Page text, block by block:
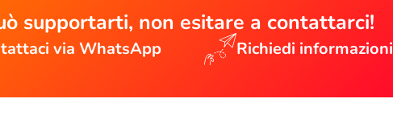
supportarti, non esitare a contattarci!
via WhatsApp Richiedi informazioni